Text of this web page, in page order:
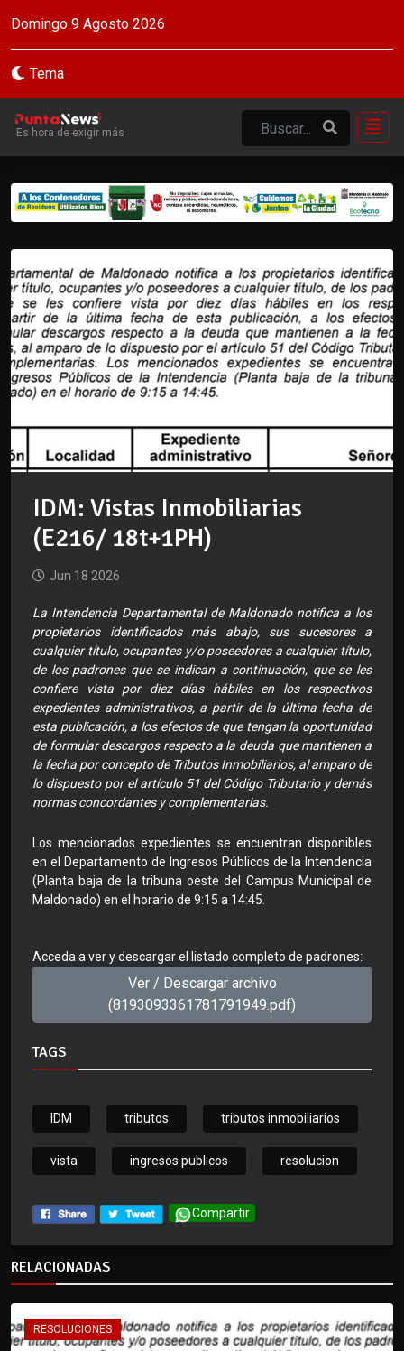
Domingo 9 Agosto 2026
Tema
Es hora de exigir más
IDM: Vistas Inmobiliarias
(E216/ 18t+1PH)
Jun 18 2026
La Intendencia Departamental de Maldonado notifica a los
propietarios identificados más abajo, sus sucesores a
cualquier título, ocupantes y/o poseedores a cualquier título,
de los padrones que se indican a continuación, que se les
confiere vista por diez días hábiles en los respectivos
expedientes administrativos, a partir de la última fecha de
esta publicación, a los efectos de que tengan la oportunidad
de formular descargos respecto a la deuda que mantienen a
la fecha por concepto de Tributos Inmobiliarios, al amparo de
lo dispuesto por el artículo 51 del Código Tributario y demás
normas concordantes y complementarias.
Los mencionados expedientes se encuentran disponibles
en el Departamento de Ingresos Públicos de la Intendencia
(Planta baja de la tribuna oeste del Campus Municipal de
Maldonado) en el horario de 9:15 a 14:45.
Acceda a ver y descargar el listado completo de padrones:
Ver / Descargar archivo
(8193093361781791949.pdf)
TAGS
IDM tributos tributos inmobiliarios
vista ingresos publicos resolucion
Compartir
RELACIONADAS
RESOLUCIONES